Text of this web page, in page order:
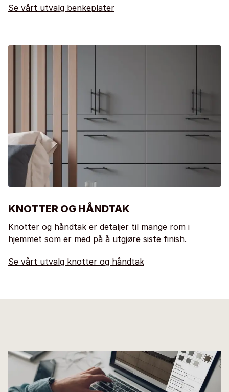
Se vårt utvalg benkeplater
KNOTTER OG HÅNDTAK
Knotter og håndtak er detaljer til mange rom i
hjemmet som er med på å utgjøre siste finish.
Se vårt utvalg knotter og håndtak